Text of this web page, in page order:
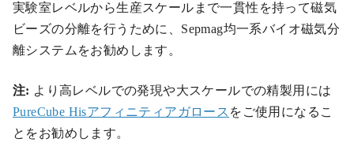
実験室レベルから生産スケールまで一貫性を持って磁気
ビーズの分離を行うために、Sepmag均一系バイオ磁気分
離システムをお勧めします。
注: より高レベルでの発現や大スケールでの精製用には
PureCube Hisアフィニティアガロース をご使用になるこ
とをお勧めします。